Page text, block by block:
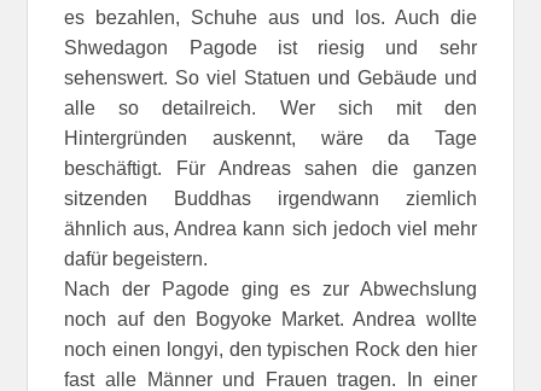
es bezahlen, Schuhe aus und los. Auch die
Shwedagon Pagode ist riesig und sehr
sehenswert. So viel Statuen und Gebäude und
alle so detailreich. Wer sich mit den
Hintergründen auskennt, wäre da Tage
beschäftigt. Für Andreas sahen die ganzen
sitzenden Buddhas irgendwann ziemlich
ähnlich aus, Andrea kann sich jedoch viel mehr
dafür begeistern.
Nach der Pagode ging es zur Abwechslung
noch auf den Bogyoke Market. Andrea wollte
noch einen longyi, den typischen Rock den hier
fast alle Männer und Frauen tragen. In einer